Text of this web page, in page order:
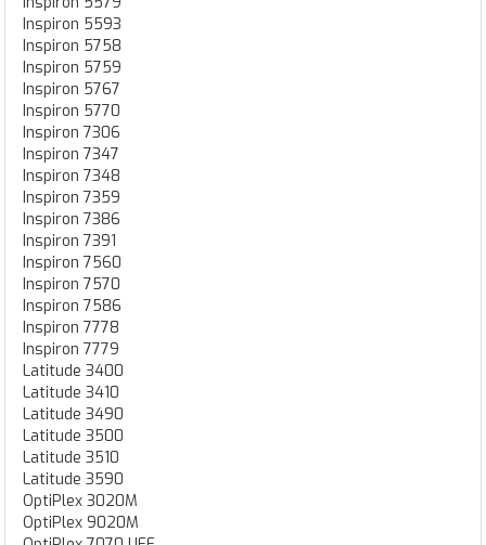
Inspiron 5593
Inspiron 5758
Inspiron 5759
Inspiron 5767
Inspiron 5770
Inspiron 7306
Inspiron 7347
Inspiron 7348
Inspiron 7359
Inspiron 7386
Inspiron 7391
Inspiron 7560
Inspiron 7570
Inspiron 7586
Inspiron 7778
Inspiron 7779
Latitude 3400
Latitude 3410
Latitude 3490
Latitude 3500
Latitude 3510
Latitude 3590
OptiPlex 3020M
OptiPlex 9020M